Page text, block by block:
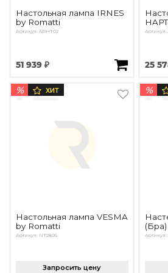
Настольная лампа IRNES
by Romatti
Артикул: ARHT02
51 939 ₽
Артикул:
25
% ХИТ
Настольная лампа VESMA
by Romatti
Артикул: NT2805
Запросить цену
%
Артикул: